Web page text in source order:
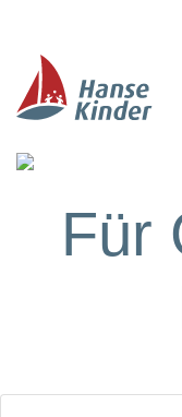
Für